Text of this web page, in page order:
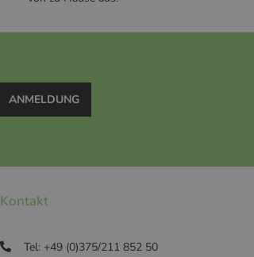
ANMELDUNG
Kontakt
Tel: +49 (0)375/211 852 50